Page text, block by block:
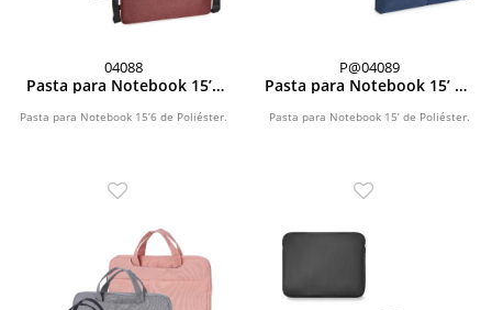
04088
Pasta para Notebook 15’6
Pasta para Notebook 15’6 de Poliéster.
P@04089
Pasta para Notebook 15’ de
Pasta para Notebook 15’ de Poliéster.